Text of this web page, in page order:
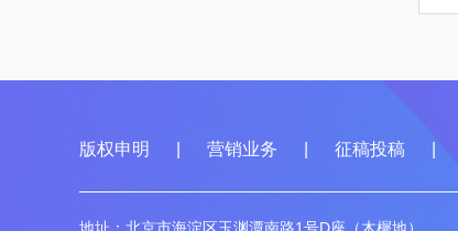
版权申明 营销业务 征稿投稿